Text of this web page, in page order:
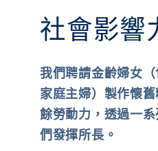
社會影響
我們聘請金齡婦女
家庭主婦）製作懷
餘勞動力，透過一
們發揮所長。